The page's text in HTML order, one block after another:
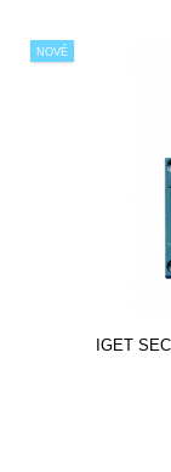
NOVÉ
IGET